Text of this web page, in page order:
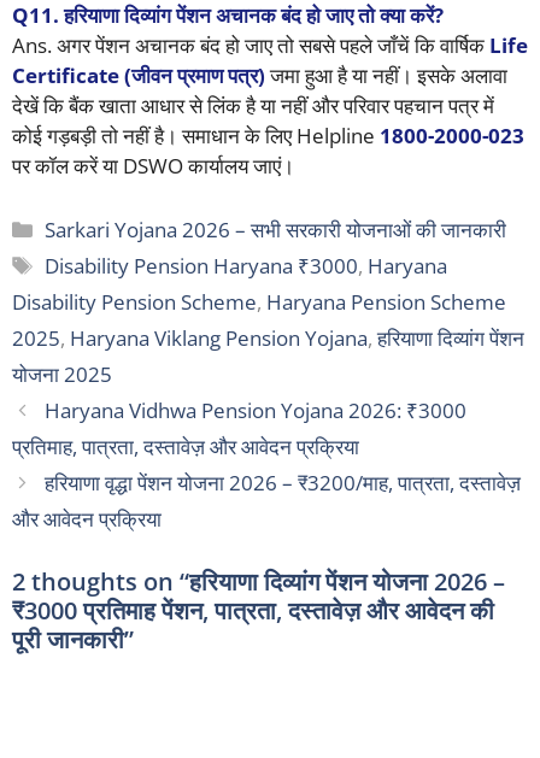
Q11.हरियाणा दिव्यांग पेंशन अचानक बंद हो जाए तो क्या करें?
Ans. अगर पेंशन अचानक बंद हो जाए तो सबसे पहले जाँचें कि वार्षिक Life
Certificate (जीवन प्रमाण पत्र)जमा हुआ है या नहीं। इसके अलावा
देखें कि बैंक खाता आधार से लिंक है या नहीं और परिवार पहचान पत्र में
कोई गड़बड़ी तो नहीं है। समाधान के लिए Helpline 1800-2000-023
पर कॉल करें या DSWO कार्यालय जाएं।
Categories
Sarkari Yojana 2026 – सभी सरकारी योजनाओं की जानकारी
Tags
Disability Pension Haryana ₹3000, Haryana
Disability Pension Scheme, Haryana Pension Scheme
2025, Haryana Viklang Pension Yojana,हरियाणा दिव्यांग पेंशन
योजना 2025
Haryana Vidhwa Pension Yojana 2026: ₹3000
प्रतिमाह, पात्रता, दस्तावेज़ और आवेदन प्रक्रिया
हरियाणा वृद्धा पेंशन योजना 2026 – ₹3200/माह, पात्रता, दस्तावेज़
और आवेदन प्रक्रिया
2 thoughts on “हरियाणा दिव्यांग पेंशन योजना 2026 –
₹3000 प्रतिमाह पेंशन, पात्रता, दस्तावेज़ और आवेदन की
पूरी जानकारी”